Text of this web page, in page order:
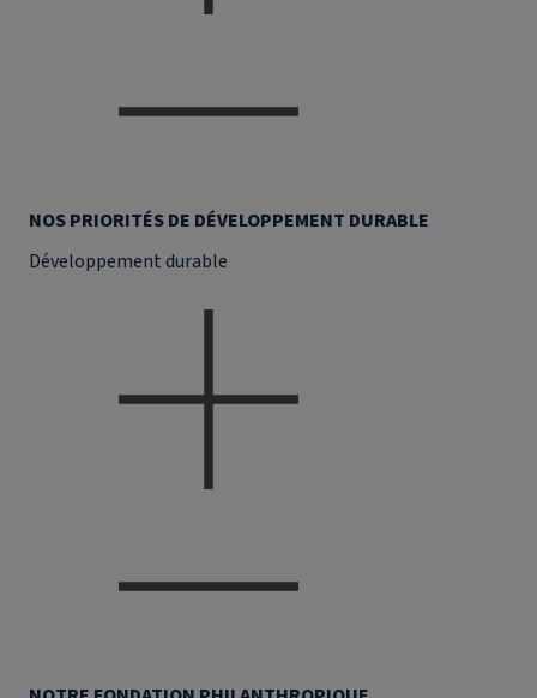
NOS PRIORITÉS DE DÉVELOPPEMENT DURABLE
Développement durable